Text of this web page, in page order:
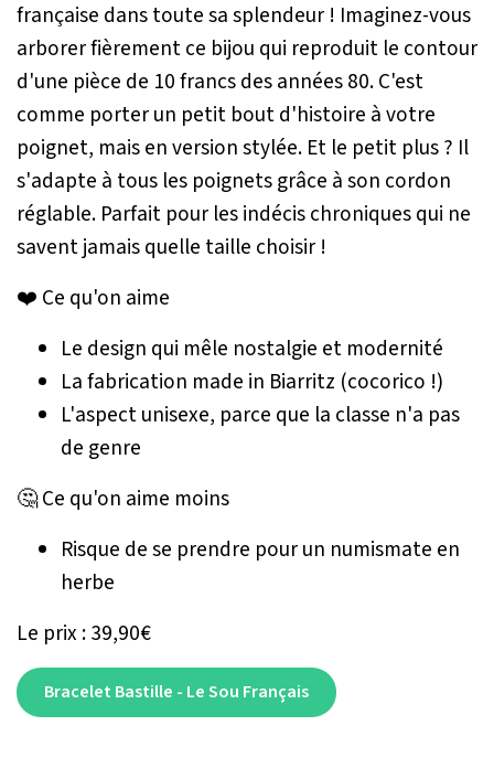
française dans toute sa splendeur ! Imaginez-vous
arborer fièrement ce bijou qui reproduit le contour
d'une pièce de 10 francs des années 80. C'est
comme porter un petit bout d'histoire à votre
poignet, mais en version stylée. Et le petit plus ? Il
s'adapte à tous les poignets grâce à son cordon
réglable. Parfait pour les indécis chroniques qui ne
savent jamais quelle taille choisir !
❤️ Ce qu'on aime
Le design qui mêle nostalgie et modernité
La fabrication made in Biarritz (cocorico !)
L'aspect unisexe, parce que la classe n'a pas
de genre
🤔 Ce qu'on aime moins
Risque de se prendre pour un numismate en
herbe
Le prix : 39,90€
Bracelet Bastille - Le Sou Français